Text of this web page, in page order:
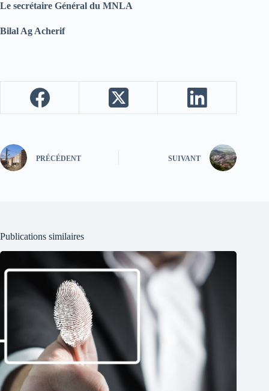
Le secrétaire Général du MNLA
Bilal Ag Acherif
PRÉCÉDENT SUIVANT
Publications similaires